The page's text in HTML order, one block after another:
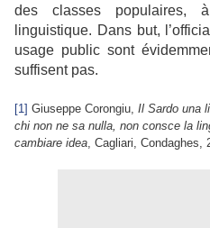
des classes
linguistique. Dans but,
usage public sont
suffisent pas.
[1] Giuseppe Corongiu, Il Sardo una
chi non ne sa nulla, non consce la
cambiare idea, Cagliari, Condaghes,